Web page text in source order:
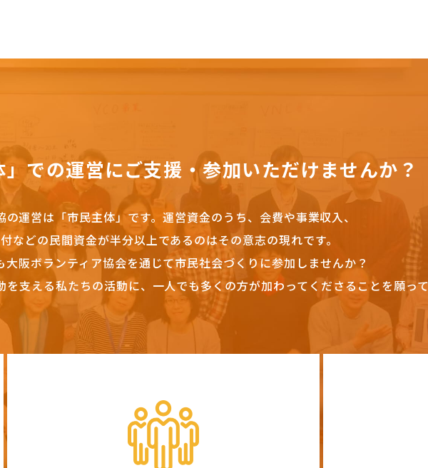
」での運営にご支援・参加いただけませんか？
の運営は「市民主体」です。 運営資金のうち、会費や事業収入、
などの民間資金が半分以上であるのはその意志の現れです。
大阪ボランティア協会を通じて市民社会づくりに参加しませんか？
支える私たちの活動に、一人でも多くの方が加わってくださることを願って